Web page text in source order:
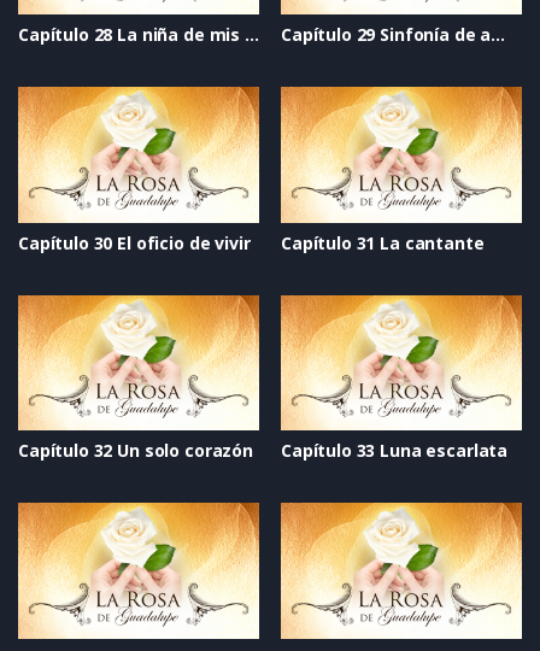
Capítulo 28 La niña de mis ojos Capítulo 29 Sinfonía de amor
Capítulo 30 El oficio de vivir Capítulo 31 La cantante
Capítulo 32 Un solo corazón Capítulo 33 Luna escarlata